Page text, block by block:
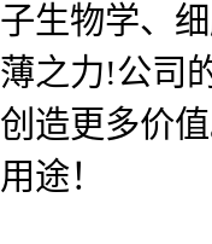
子生物学、
薄之力!公司
创造更多价
用途！